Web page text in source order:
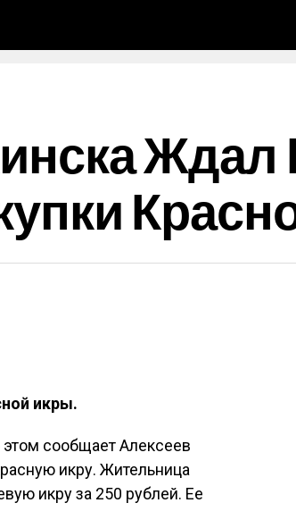
икры.
сообщает Алексеев
икру. Жительница
икру за 250 рублей. Ее